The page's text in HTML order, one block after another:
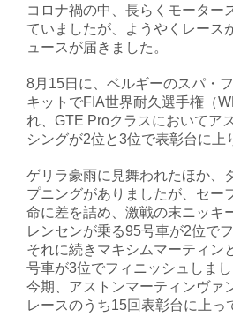
コロナ禍の中、長らくモーター
ていましたが、ようやくレース
ュースが届きました。
8月15日に、ベルギーのスパ・
キットでFIA世界耐久選手権（
れ、GTE Proクラスにおいてア
シングが2位と3位で表彰台に上
ゲリラ豪雨に見舞われたほか、
プニングがありましたが、セー
命に差を詰め、激戦の末ニッキ
レンセンが乗る95号車が2位で
それに続きマキシムマーティン
号車が3位でフィニッシュしまし
今期、アストンマーティンヴァ
レースのうち15回表彰台に上っ